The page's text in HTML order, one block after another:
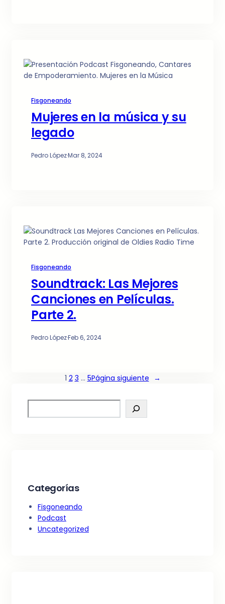
Fisgoneando
Mujeres en la música y su
legado
Pedro López·Mar 8, 2024
Fisgoneando
Soundtrack: Las Mejores
Canciones en Películas.
Parte 2.
Pedro López·Feb 6, 2024
1 2 3 … 5Página siguiente →
e
Categorías
Fisgoneando
Podcast
Uncategorized